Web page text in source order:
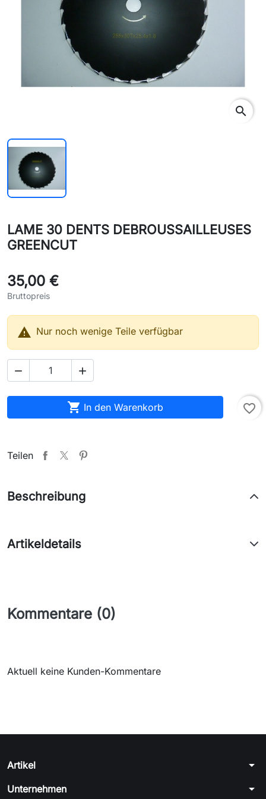
search
LAME 30 DENTS DEBROUSSAILLEUSES
GREENCUT
35,00 €
Bruttopreis
 Nur noch wenige Teile verfügbar
 
 In den Warenkorb favorite_border
Teilen
Beschreibung
Artikeldetails
Kommentare (0)
Aktuell keine Kunden-Kommentare
Artikel arrow_drop_down
Unternehmen arrow_drop_down